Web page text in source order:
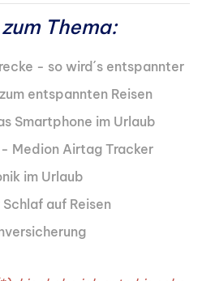
Thema:
- so wird´s entspannter
entspannten Reisen
Smartphone im Urlaub
Medion Airtag Tracker
im Urlaub
auf Reisen